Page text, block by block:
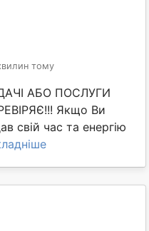
тому
АБО ПОСЛУГИ
Якщо Ви
свій час та енергію